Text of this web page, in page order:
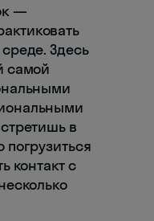
—
Здесь
самой
в
контакт с